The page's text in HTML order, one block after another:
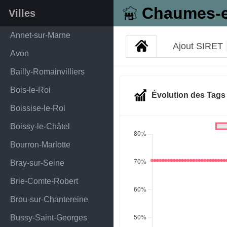
Chaumes-
Villes
Annet-sur-Marne
Avon
Bailly-Romainvilliers
Bois-le-Roi
Boissise-le-Roi
Boissy-le-Châtel
Bourron-Marlotte
Bray-sur-Seine
Brie-Comte-Robert
Brou-sur-Chantereine
Bussy-Saint-Georges
Ajout SIRET
Évolution des